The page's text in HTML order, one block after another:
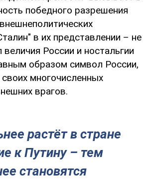
победного разрешения
в их представлении – не
России и ностальгии
образом символ России,
многочисленных
врагов.
растёт в стране
к Путину – тем
становятся